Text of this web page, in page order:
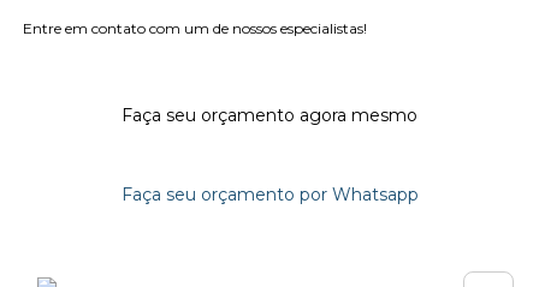
Entre em contato com um de nossos especialistas!
Faça seu orçamento agora mesmo
Faça seu orçamento por Whatsapp